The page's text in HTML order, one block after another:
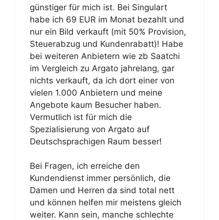
günstiger für mich ist. Bei Singulart
habe ich 69 EUR im Monat bezahlt und
nur ein Bild verkauft (mit 50% Provision,
Steuerabzug und Kundenrabatt)! Habe
bei weiteren Anbietern wie zb Saatchi
im Vergleich zu Argato jahrelang, gar
nichts verkauft, da ich dort einer von
vielen 1.000 Anbietern und meine
Angebote kaum Besucher haben.
Vermutlich ist für mich die
Spezialisierung von Argato auf
Deutschsprachigen Raum besser!
Bei Fragen, ich erreiche den
Kundendienst immer persönlich, die
Damen und Herren da sind total nett
und können helfen mir meistens gleich
weiter. Kann sein, manche schlechte